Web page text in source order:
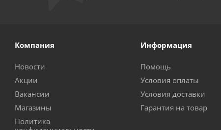
Компания
Новости
Акции
Вакансии
Магазины
Политика
Информация
Помощь
Условия оплаты
Условия доставки
Гарантия на товар